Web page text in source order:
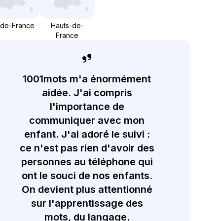
France
Hauts-de-
France
1001mots m'a énormément
aidée. J'ai compris
l'importance de
communiquer avec mon
enfant. J'ai adoré le suivi :
ce n'est pas rien d'avoir des
personnes au téléphone qui
ont le souci de nos enfants.
On devient plus attentionné
sur l'apprentissage des
mots, du langage.